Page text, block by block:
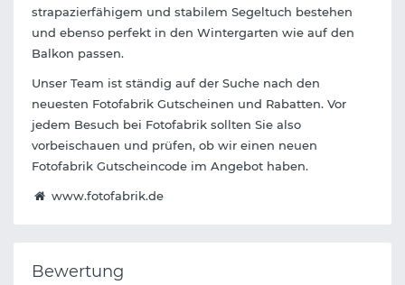
strapazierfähigem und stabilem Segeltuch bestehen
und ebenso perfekt in den Wintergarten wie auf den
Balkon passen.
Unser Team ist ständig auf der Suche nach den
neuesten Fotofabrik Gutscheinen und Rabatten. Vor
jedem Besuch bei Fotofabrik sollten Sie also
vorbeischauen und prüfen, ob wir einen neuen
Fotofabrik Gutscheincode im Angebot haben.
www.fotofabrik.de
Bewertung